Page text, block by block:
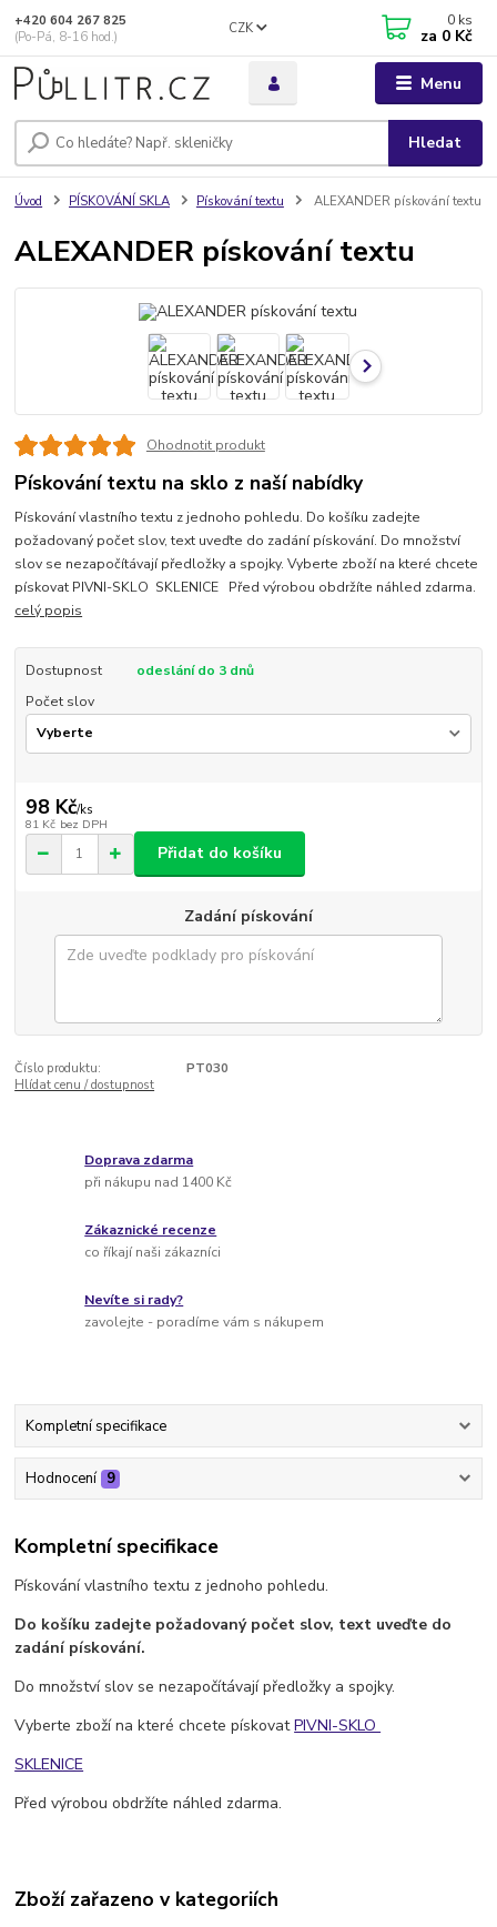
Menu
CZK
Hledat
+420 604 267 825
(Po-Pá, 8-16 hod.)
0 ks
za 0 Kč
Úvod PÍSKOVÁNÍ SKLA Pískování textu ALEXANDER pískování textu
ALEXANDER pískování textu
Ohodnotit produkt
Pískování textu na sklo z naší nabídky
Pískování vlastního textu z jednoho pohledu. Do košíku zadejte
požadovaný počet slov, text uveďte do zadání pískování. Do množství
slov se nezapočítávají předložky a spojky. Vyberte zboží na které chcete
pískovat PIVNI-SKLO SKLENICE Před výrobou obdržíte náhled zdarma.
celý popis
Dostupnost
odeslání do 3 dnů
Počet slov
98 Kč/ks
81 Kč bez DPH
Přidat do košíku
Zadání pískování
Číslo produktu:
PT030
Hlídat cenu / dostupnost
Doprava zdarma
při nákupu nad 1400 Kč
Zákaznické recenze
co říkají naši zákazníci
Nevíte si rady?
zavolejte - poradíme vám s nákupem
Kompletní specifikace
Hodnocení 9
Kompletní specifikace
Pískování vlastního textu z jednoho pohledu.
Do košíku zadejte požadovaný počet slov, text uveďte do
zadání pískování.
Do množství slov se nezapočítávají předložky a spojky.
Vyberte zboží na které chcete pískovatPIVNI-SKLO
SKLENICE
Před výrobou obdržíte náhled zdarma.
Zboží zařazeno v kategoriích